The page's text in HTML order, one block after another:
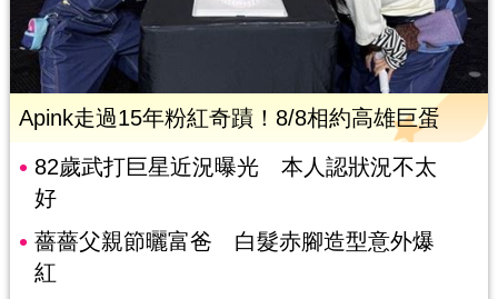
Apink走過15年粉紅奇蹟！8/8相約高雄巨蛋
82歲武打巨星近況曝光 本人認狀況不太
好
薔薔父親節曬富爸 白髮赤腳造型意外爆
紅